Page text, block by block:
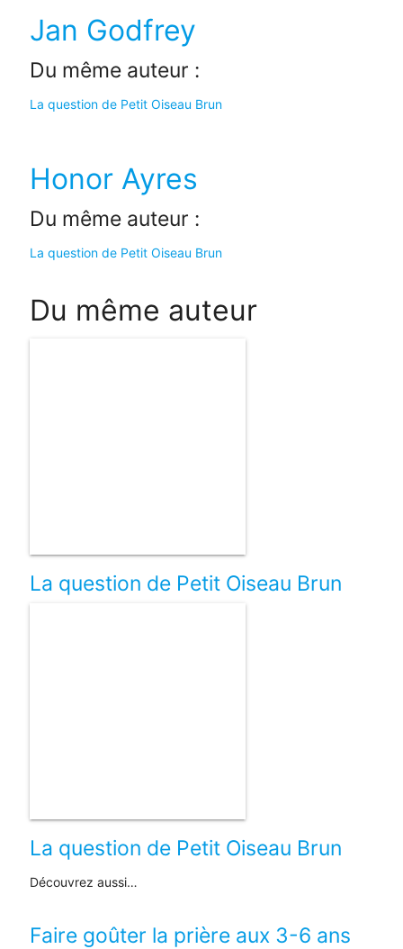
Jan Godfrey
Du même auteur :
La question de Petit Oiseau Brun
Honor Ayres
Du même auteur :
La question de Petit Oiseau Brun
Du même auteur
La question de Petit Oiseau Brun
La question de Petit Oiseau Brun
Découvrez aussi…
Faire goûter la prière aux 3-6 ans